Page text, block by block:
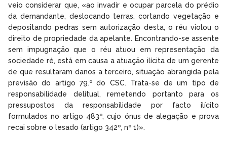
veio considerar que, «ao invadir e ocupar parcela do prédio
da demandante, deslocando terras, cortando vegetação e
depositando pedras sem autorização desta, o réu violou o
direito de propriedade da apelante. Encontrando-se assente
sem impugnação que o réu atuou em representação da
sociedade ré, está em causa a atuação ilícita de um gerente
de que resultaram danos a terceiro, situação abrangida pela
previsão do artigo 79.º do CSC. Trata-se de um tipo de
responsabilidade delitual, remetendo portanto para os
pressupostos da responsabilidade por facto ilícito
formulados no artigo 483º, cujo ónus de alegação e prova
recai sobre o lesado (artigo 342º, nº 1)».